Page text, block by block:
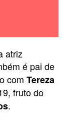
atriz
é pai de
com Tereza
fruto do
.